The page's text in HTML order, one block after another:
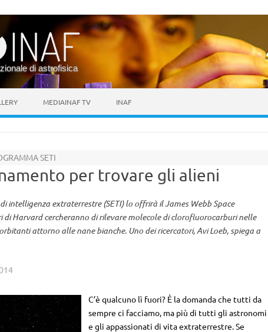
di astrofisica
MEDIAINAF TV INAF
SETI
per trovare gli alieni
intelligenza extraterrestre (SETI) lo offrirà il James Webb Space
di Harvard cercheranno di rilevare molecole di clorofluorocarburi nelle
attorno alle nane bianche. Uno dei ricercatori, Avi Loeb, spiega a
C’è qualcuno lì fuori? È la domanda che tutti da
sempre ci facciamo, ma più di tutti gli astronomi
e gli appassionati di vita extraterrestre. Se